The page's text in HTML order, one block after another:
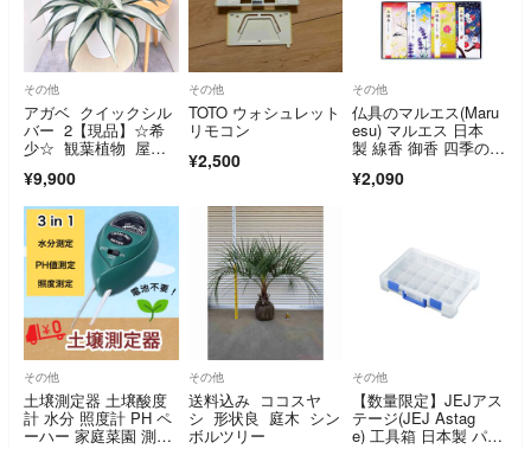
その他
アガベ クイックシル
バー 2【現品】☆希
少☆ 観葉植物 屋
ン 大型
¥9,900
その他
TOTO ウォシュレット
リモコン
¥2,500
その他
仏具のマルエス(Maru
esu) マルエス 日本
製 線香 御香 四季の香
¥2,090
その他
土壌測定器 土壌酸度
計 水分 照度計 PH ペ
ーハー 家庭菜園 測定
その他
送料込み ココスヤ
シ 形状良 庭木 シン
ボルツリー
その他
【数量限定】JEJアス
テージ(JEJ Astag
e) 工具箱 日本製 パー